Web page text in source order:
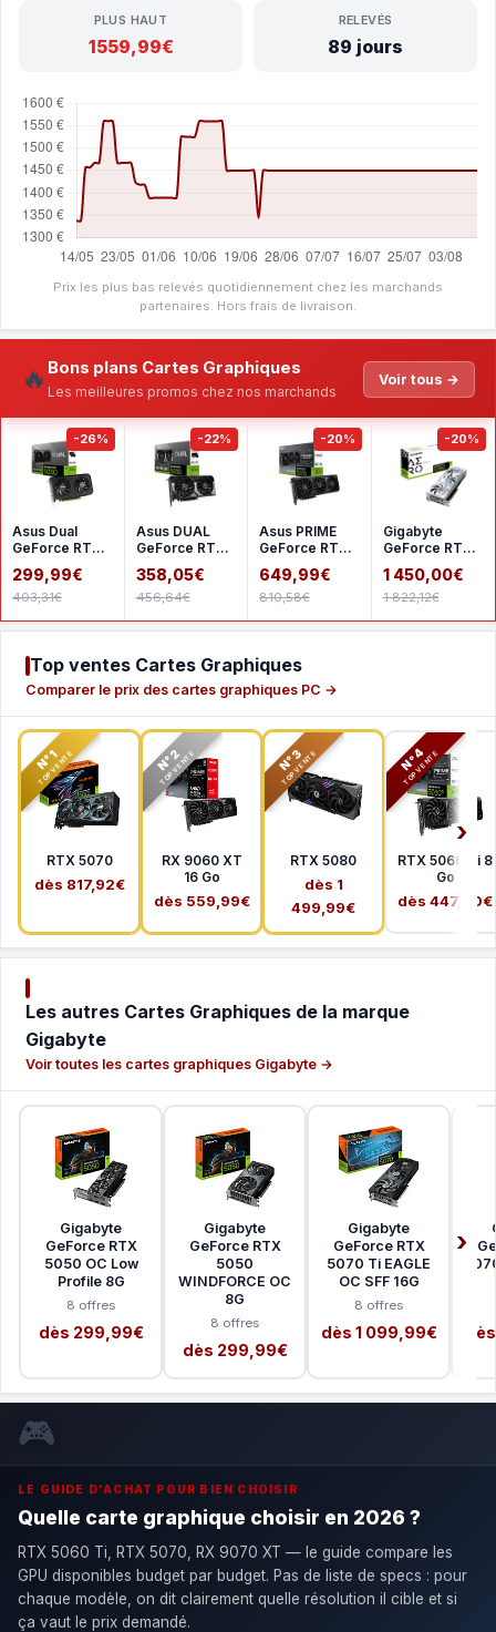
PLUS HAUT
1559,99€
RELEVÉS
89 jours
Prix les plus bas relevés quotidiennement chez les marchands
partenaires. Hors frais de livraison.
🔥 Bons plans Cartes Graphiques
Les meilleures promos chez nos marchands
Voir tous →
-26%
Asus Dual
GeForce RTX
5050 OC 8GB
299,99€
403,31€
-22%
Asus DUAL
GeForce RTX
5060 8GB
GDDR7 OC
358,05€
456,64€
-20%
Asus PRIME
GeForce RTX
5070 12GB
GDDR7 OC
649,99€
810,58€
-20%
Gigabyte
GeForce RTX
5080 AERO OC
SFF 16G
1 450,00€
1 822,12€
Top ventes Cartes Graphiques
Comparer le prix des cartes graphiques PC →
N°1
TOP VENTE
RTX 5070
dès 817,92€
N°2
TOP VENTE
RX 9060 XT
16 Go
dès 559,99€
N°3
TOP VENTE
RTX 5080
dès 1
499,99€
N°4
TOP VENTE
RTX 5060 Ti 8
Go
dès 447,40€
Les autres Cartes Graphiques de la marque
Gigabyte
Voir toutes les cartes graphiques Gigabyte →
Gigabyte
GeForce RTX
5050 OC Low
Profile 8G
8 offres
dès 299,99€
Gigabyte
GeForce RTX
5050
WINDFORCE OC
8G
8 offres
dès 299,99€
Gigabyte
GeForce RTX
5070 Ti EAGLE
OC SFF 16G
8 offres
dès 1 099,99€
🎮
LE GUIDE D'ACHAT POUR BIEN CHOISIR
Quelle carte graphique choisir en 2026 ?
RTX 5060 Ti, RTX 5070, RX 9070 XT — le guide compare les
GPU disponibles budget par budget. Pas de liste de specs : pour
chaque modèle, on dit clairement quelle résolution il cible et si
ça vaut le prix demandé.